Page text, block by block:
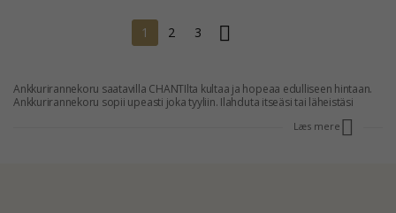
1 2 3
Ankkurirannekoru saatavilla CHANTIlta kultaa ja hopeaa edulliseen hintaan.
Ankkurirannekoru sopii upeasti joka tyyliin. Ilahduta itseäsi tai läheistäsi
Læs mere